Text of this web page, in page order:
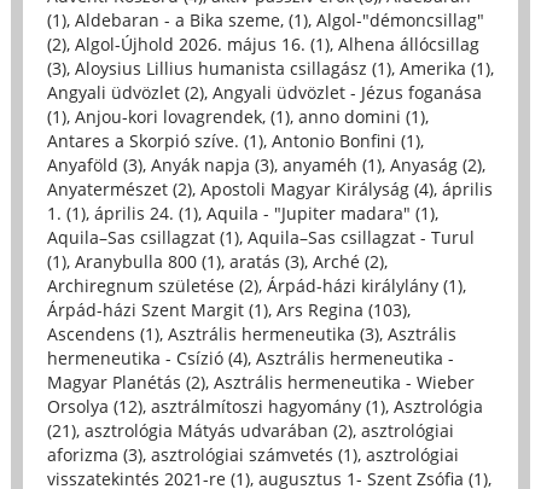
(1), Aldebaran - a Bika szeme, (1), Algol-"démoncsillag"
(2), Algol-Újhold 2026. május 16. (1), Alhena állócsillag
(3), Aloysius Lillius humanista csillagász (1), Amerika (1),
Angyali üdvözlet (2), Angyali üdvözlet - Jézus foganása
(1), Anjou-kori lovagrendek, (1), anno domini (1),
Antares a Skorpió szíve. (1), Antonio Bonfini (1),
Anyaföld (3), Anyák napja (3), anyaméh (1), Anyaság (2),
Anyatermészet (2), Apostoli Magyar Királyság (4), április
1. (1), április 24. (1), Aquila - "Jupiter madara" (1),
Aquila–Sas csillagzat (1), Aquila–Sas csillagzat - Turul
(1), Aranybulla 800 (1), aratás (3), Arché (2),
Archiregnum születése (2), Árpád-házi királylány (1),
Árpád-házi Szent Margit (1), Ars Regina (103),
Ascendens (1), Asztrális hermeneutika (3), Asztrális
hermeneutika - Csízió (4), Asztrális hermeneutika -
Magyar Planétás (2), Asztrális hermeneutika - Wieber
Orsolya (12), asztrálmítoszi hagyomány (1), Asztrológia
(21), asztrológia Mátyás udvarában (2), asztrológiai
aforizma (3), asztrológiai számvetés (1), asztrológiai
visszatekintés 2021-re (1), augusztus 1- Szent Zsófia (1),